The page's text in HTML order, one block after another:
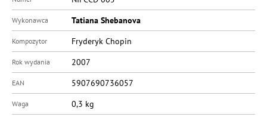
Wykonawca Tatiana Shebanova
Kompozytor Fryderyk Chopin
Rok wydania 2007
EAN 5907690736057
Waga 0,3 kg